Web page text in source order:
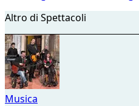
Altro di Spettacoli
Musica